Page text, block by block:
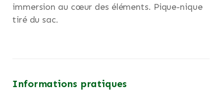
immersion au cœur des éléments. Pique-nique
tiré du sac.
Informations pratiques